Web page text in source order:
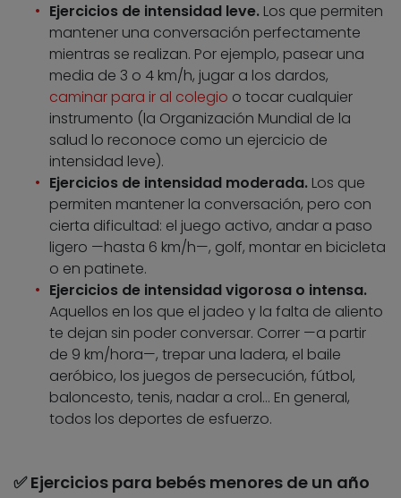
Ejercicios de intensidad leve. Los que permiten
mantener una conversación perfectamente
mientras se realizan. Por ejemplo, pasear una
media de 3 o 4 km/h, jugar a los dardos,
caminar para ir al colegio o tocar cualquier
instrumento (la Organización Mundial de la
salud lo reconoce como un ejercicio de
intensidad leve).
Ejercicios de intensidad moderada. Los que
permiten mantener la conversación, pero con
cierta dificultad: el juego activo, andar a paso
ligero —hasta 6 km/h—, golf, montar en bicicleta
o en patinete.
Ejercicios de intensidad vigorosa o intensa.
Aquellos en los que el jadeo y la falta de aliento
te dejan sin poder conversar. Correr —a partir
de 9 km/hora—, trepar una ladera, el baile
aeróbico, los juegos de persecución, fútbol,
baloncesto, tenis, nadar a crol… En general,
todos los deportes de esfuerzo.
✅ Ejercicios para bebés menores de un año